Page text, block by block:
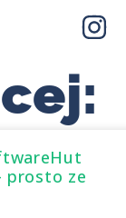
prosto ze